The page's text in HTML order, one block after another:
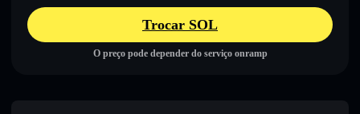
Trocar SOL
O preço pode depender do serviço onramp